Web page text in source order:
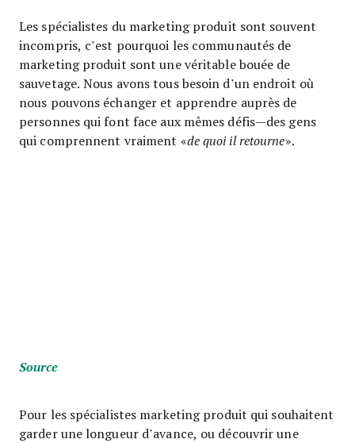
Les spécialistes du marketing produit sont souvent
incompris, c’est pourquoi les communautés de
marketing produit sont une véritable bouée de
sauvetage. Nous avons tous besoin d’un endroit où
nous pouvons échanger et apprendre auprès de
personnes qui font face aux mêmes défis—des gens
qui comprennent vraiment «de quoi il retourne».
Source
Pour les spécialistes marketing produit qui souhaitent
garder une longueur d’avance, ou découvrir une